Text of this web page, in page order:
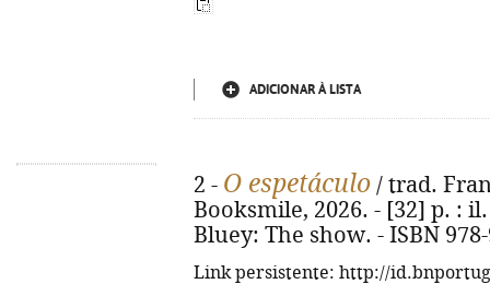
ADICIONAR À LISTA
2 - O espetáculo / trad.
Booksmile, 2026. - [32] p. :
Bluey: The show. - ISBN
Link persistente: http://